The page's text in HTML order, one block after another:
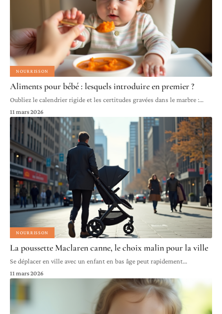
NOURRISSON
Aliments pour bébé : lesquels introduire en premier ?
Oubliez le calendrier rigide et les certitudes gravées dans le marbre :…
11 mars 2026
NOURRISSON
La poussette Maclaren canne, le choix malin pour la ville
Se déplacer en ville avec un enfant en bas âge peut rapidement…
11 mars 2026